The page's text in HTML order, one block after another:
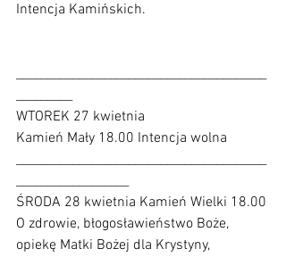
Intencja Kamińskich.
________________________________________
_________
WTOREK 27 kwietnia
Kamień Mały 18.00 Intencja wolna
________________________________________
__________________
ŚRODA 28 kwietnia Kamień Wielki 18.00
O zdrowie, błogosławieństwo Boże,
opiekę Matki Bożej dla Krystyny,